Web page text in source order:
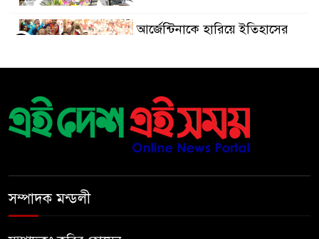
আর্জেন্টিনাকে হারিয়ে ইতিহাসের
স্পেন
রানার্সআপ হয়েও বীরের মর্যাদা,
আর্জেন্টিনায় সাধারণ ছুটি ঘোষণা
৬
৭
সম্পাদক মন্ডলী